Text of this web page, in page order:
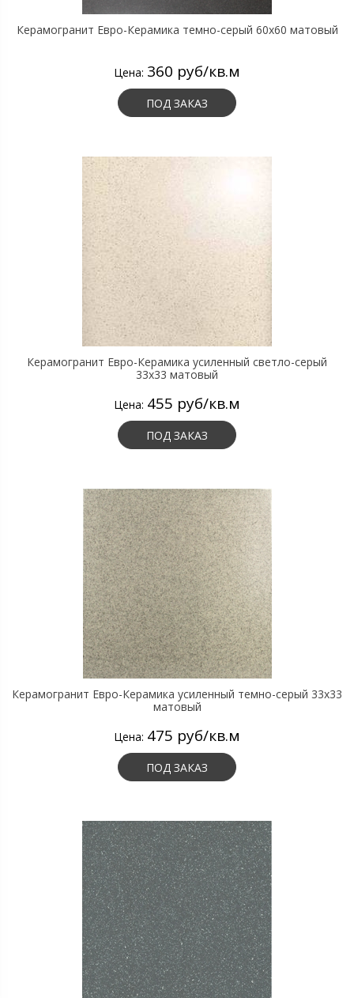
Керамогранит Евро-Керамика темно-серый 60х60 матовый
Цена: 360 руб/кв.м
ПОД ЗАКАЗ
Керамогранит Евро-Керамика усиленный светло-серый
33х33 матовый
Цена: 455 руб/кв.м
ПОД ЗАКАЗ
Керамогранит Евро-Керамика усиленный темно-серый 33х33
матовый
Цена: 475 руб/кв.м
ПОД ЗАКАЗ